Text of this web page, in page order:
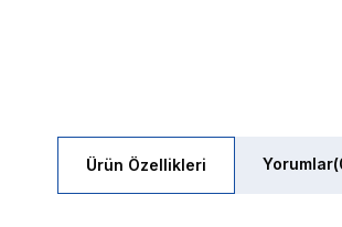
Ürün Özellikleri Yorumlar